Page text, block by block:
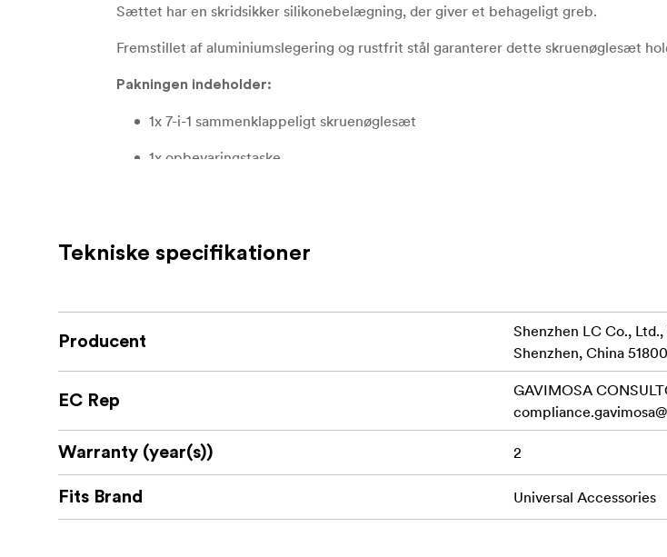
Sættet har en skridsikker silikonebelægning, der giver et behageligt greb.
Fremstillet af aluminiumslegering og rustfrit stål garanterer dette skruenøglesæt
Pakningen indeholder:
1x 7-i-1 sammenklappeligt skruenøglesæt
1x opbevaringstaske
Tekniske specifikationer
Producent
Shenzhen LC Co.,
Shenzhen, China
EC Rep
GAVIMOSA
Warranty (year(s)) 2
Fits Brand Universal Accessories